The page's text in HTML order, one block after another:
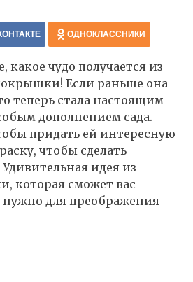
ОДНОКЛАССНИКИ
какое чудо получается из
Если раньше она
теперь стала настоящим
дополнением сада.
придать ей интересную
чтобы сделать
идея из
которая сможет вас
нужно для преображения